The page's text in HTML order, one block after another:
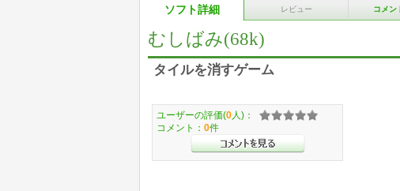
ソフト詳細 レビュー コメン
むしばみ(68k)
タイルを消すゲーム
ユーザーの評価(0 人)：
コメント： 0件